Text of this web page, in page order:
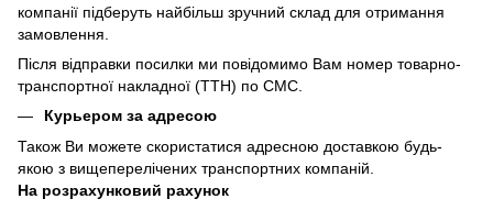
компанії підберуть найбільш зручний склад для отримання
замовлення.
Після відправки посилки ми повідомимо Вам номер товарно-
транспортної накладної (ТТН) по СМС.
Курьером за адресою
Також Ви можете скористатися адресною доставкою будь-
якою з вищеперелічених транспортних компаній.
На розрахунковий рахунок